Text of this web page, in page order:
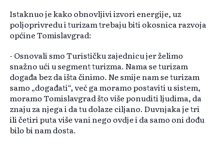
Istaknuo je kako obnovljivi izvori energije, uz
poljoprivredu i turizam trebaju biti okosnica razvoja
općine Tomislavgrad:
- Osnovali smo Turističku zajednicu jer želimo
snažno ući u segment turizma. Nama se turizam
događa bez da išta činimo. Ne smije nam se turizam
samo „događati“, već ga moramo postaviti u sistem,
moramo Tomislavgrad što više ponuditi ljudima, da
znaju za njega i da tu dolaze ciljano. Duvnjaka je tri
ili četiri puta više vani nego ovdje i da samo oni dođu
bilo bi nam dosta.